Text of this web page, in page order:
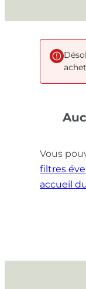
Vous
filtres
accueil